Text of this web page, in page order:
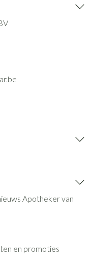
Apotheker van
en promoties